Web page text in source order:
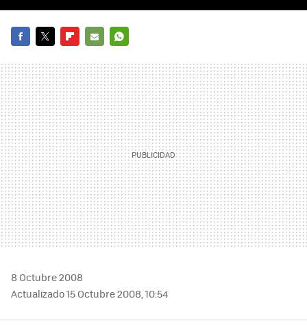
MAIL
8 Octubre 2008
Actualizado 15 Octubre 2008, 10:54